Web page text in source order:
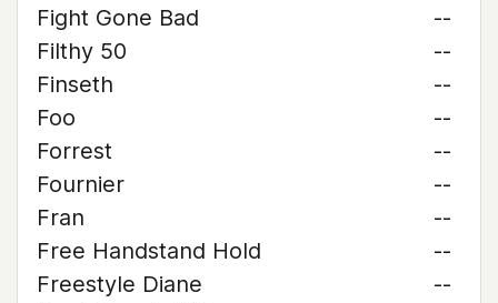
Fight Gone Bad
--
Filthy 50
--
Finseth
--
Foo
--
Forrest
--
Fournier
--
Fran
--
Free Handstand Hold
--
Freestyle Diane
--